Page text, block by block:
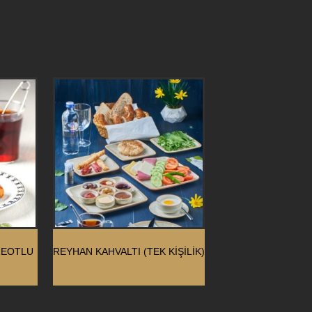
REYHAN KAHVALTI (TEK KIŞILIK)